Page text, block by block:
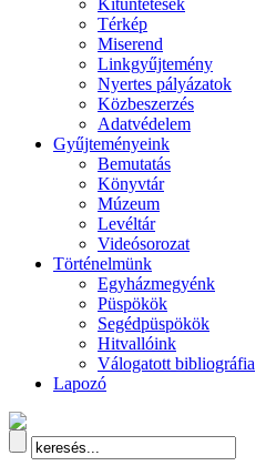
Kitüntetések
Térkép
Miserend
Linkgyűjtemény
Nyertes pályázatok
Közbeszerzés
Adatvédelem
Gyűjteményeink
Bemutatás
Könyvtár
Múzeum
Levéltár
Videósorozat
Történelmünk
Egyházmegyénk
Püspökök
Segédpüspökök
Hitvallóink
Válogatott bibliográfia
Lapozó